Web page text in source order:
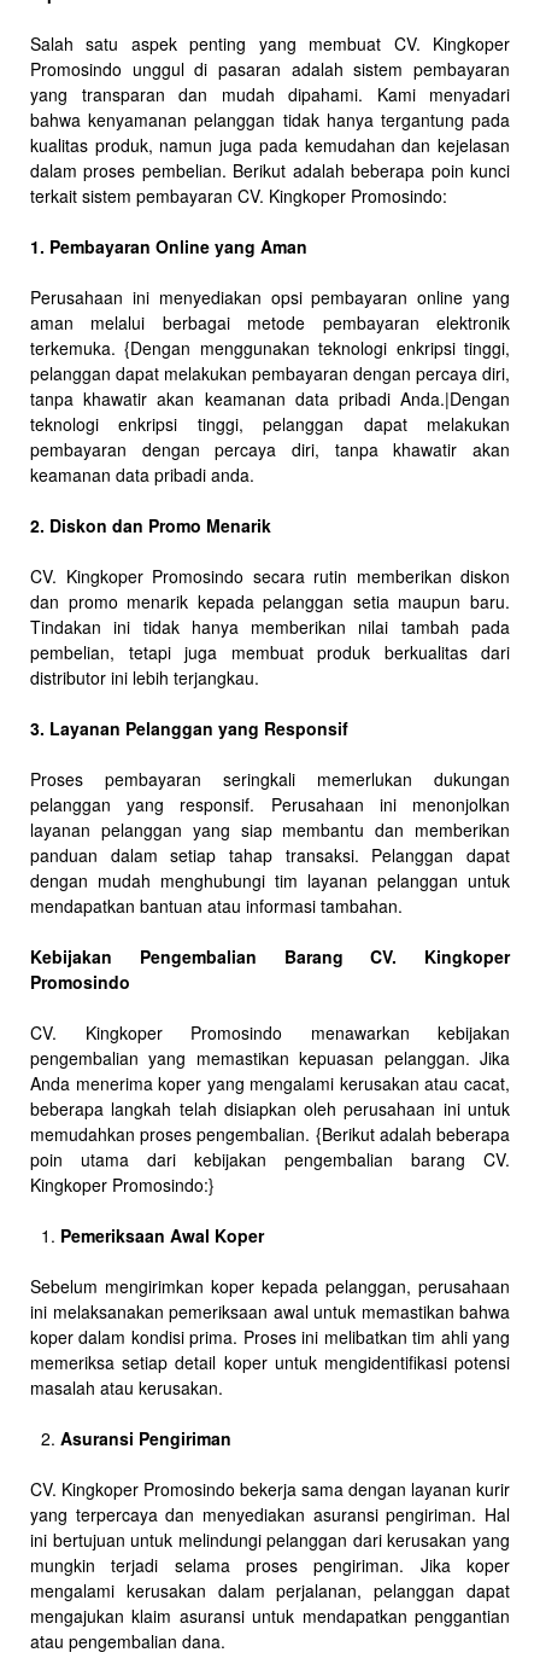
Salah satu aspek penting yang membuat CV. Kingkoper
Promosindo unggul di pasaran adalah sistem pembayaran
yang transparan dan mudah dipahami. Kami menyadari
bahwa kenyamanan pelanggan tidak hanya tergantung pada
kualitas produk, namun juga pada kemudahan dan kejelasan
dalam proses pembelian. Berikut adalah beberapa poin kunci
terkait sistem pembayaran CV. Kingkoper Promosindo:
1. Pembayaran Online yang Aman
Perusahaan ini menyediakan opsi pembayaran online yang
aman melalui berbagai metode pembayaran elektronik
terkemuka. {Dengan menggunakan teknologi enkripsi tinggi,
pelanggan dapat melakukan pembayaran dengan percaya diri,
tanpa khawatir akan keamanan data pribadi Anda.|Dengan
teknologi enkripsi tinggi, pelanggan dapat melakukan
pembayaran dengan percaya diri, tanpa khawatir akan
keamanan data pribadi anda.
2. Diskon dan Promo Menarik
CV. Kingkoper Promosindo secara rutin memberikan diskon
dan promo menarik kepada pelanggan setia maupun baru.
Tindakan ini tidak hanya memberikan nilai tambah pada
pembelian, tetapi juga membuat produk berkualitas dari
distributor ini lebih terjangkau.
3. Layanan Pelanggan yang Responsif
Proses pembayaran seringkali memerlukan dukungan
pelanggan yang responsif. Perusahaan ini menonjolkan
layanan pelanggan yang siap membantu dan memberikan
panduan dalam setiap tahap transaksi. Pelanggan dapat
dengan mudah menghubungi tim layanan pelanggan untuk
mendapatkan bantuan atau informasi tambahan.
Kebijakan Pengembalian Barang CV. Kingkoper
Promosindo
CV. Kingkoper Promosindo menawarkan kebijakan
pengembalian yang memastikan kepuasan pelanggan. Jika
Anda menerima koper yang mengalami kerusakan atau cacat,
beberapa langkah telah disiapkan oleh perusahaan ini untuk
memudahkan proses pengembalian. {Berikut adalah beberapa
poin utama dari kebijakan pengembalian barang CV.
Kingkoper Promosindo:}
Pemeriksaan Awal Koper
Sebelum mengirimkan koper kepada pelanggan, perusahaan
ini melaksanakan pemeriksaan awal untuk memastikan bahwa
koper dalam kondisi prima. Proses ini melibatkan tim ahli yang
memeriksa setiap detail koper untuk mengidentifikasi potensi
masalah atau kerusakan.
Asuransi Pengiriman
CV. Kingkoper Promosindo bekerja sama dengan layanan kurir
yang terpercaya dan menyediakan asuransi pengiriman. Hal
ini bertujuan untuk melindungi pelanggan dari kerusakan yang
mungkin terjadi selama proses pengiriman. Jika koper
mengalami kerusakan dalam perjalanan, pelanggan dapat
mengajukan klaim asuransi untuk mendapatkan penggantian
atau pengembalian dana.